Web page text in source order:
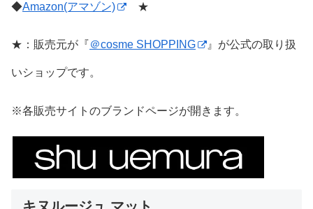
◆Amazon(アマゾン) ★
★：販売元が『＠cosme SHOPPING 』が公式の取り扱
いショップです。
※各販売サイトのブランドページが開きます。